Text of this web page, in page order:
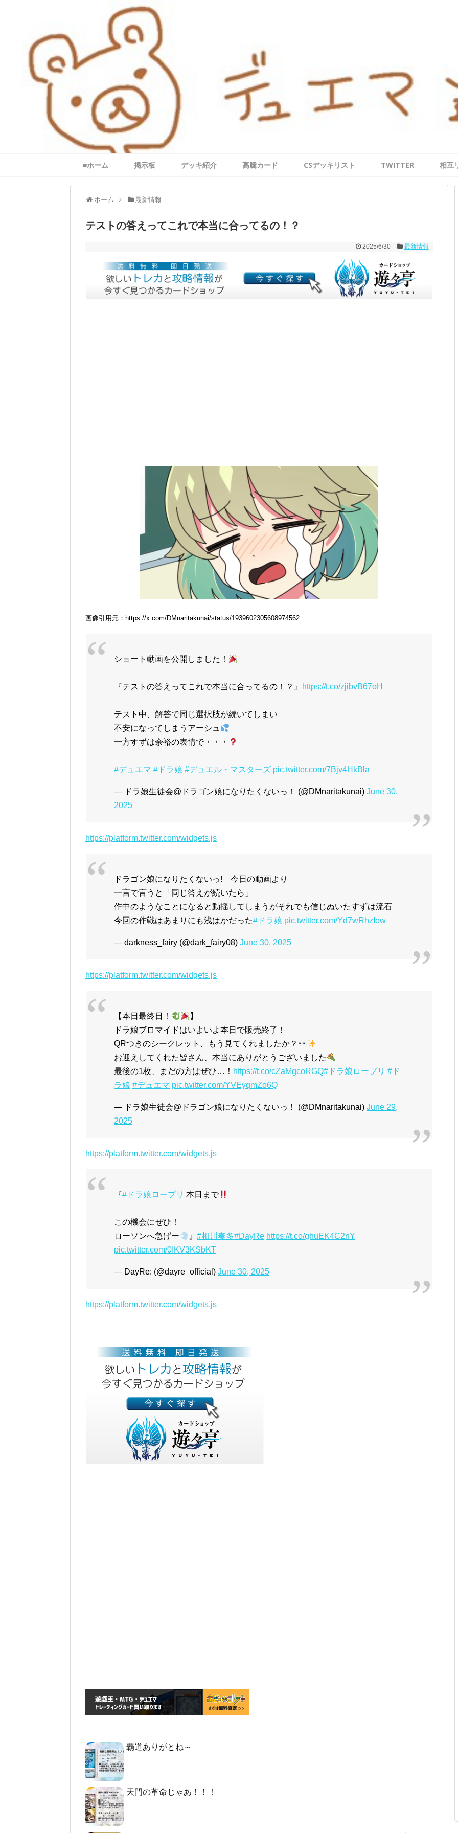
■ホーム 掲示板 デッキ紹介 高騰カード CSデッキリスト TWITTER 相互
ホーム 最新情報
テストの答えってこれで本当に合ってるの！？
2025/6/30 最新情報
画像引用元：https://x.com/DMnaritakunai/status/1939602305608974562
ショート動画を公開しました！
『テストの答えってこれで本当に合ってるの！？』 https://t.co/zjibvB67oH
テスト中、解答で同じ選択肢が続いてしまい
不安になってしまうアーシュ
一方すずは余裕の表情で・・・
#デュエマ #ドラ娘 #デュエル・マスターズ pic.twitter.com/7Bjv4HkBla
— ドラ娘生徒会@ドラゴン娘になりたくないっ！ (@DMnaritakunai) June 30,
2025
https://platform.twitter.com/widgets.js
ドラゴン娘になりたくないっ! 今日の動画より
一言で言うと「同じ答えが続いたら」
作中のようなことになると動揺してしまうがそれでも信じぬいたすずは流石
今回の作戦はあまりにも浅はかだった#ドラ娘 pic.twitter.com/Yd7wRhzIow
— darkness_fairy (@dark_fairy08) June 30, 2025
https://platform.twitter.com/widgets.js
【本日最終日！
】
ドラ娘ブロマイドはいよいよ本日で販売終了！
QRつきのシークレット、もう見てくれましたか？
お迎えしてくれた皆さん、本当にありがとうございました
最後の1枚、まだの方はぜひ…！ https://t.co/cZaMgcoRGQ#ドラ娘ロープリ #ド
ラ娘 #デュエマ pic.twitter.com/YVEyqmZo6Q
— ドラ娘生徒会@ドラゴン娘になりたくないっ！ (@DMnaritakunai) June 29,
2025
https://platform.twitter.com/widgets.js
『#ドラ娘ロープリ 本日まで
この機会にぜひ！
ローソンへ急げー
』#相川奏多#DayRe https://t.co/ghuEK4C2nY
pic.twitter.com/0IKV3KSbKT
— DayRe: (@dayre_official) June 30, 2025
https://platform.twitter.com/widgets.js
覇道ありがとね～
天門の革命じゃあ！！！